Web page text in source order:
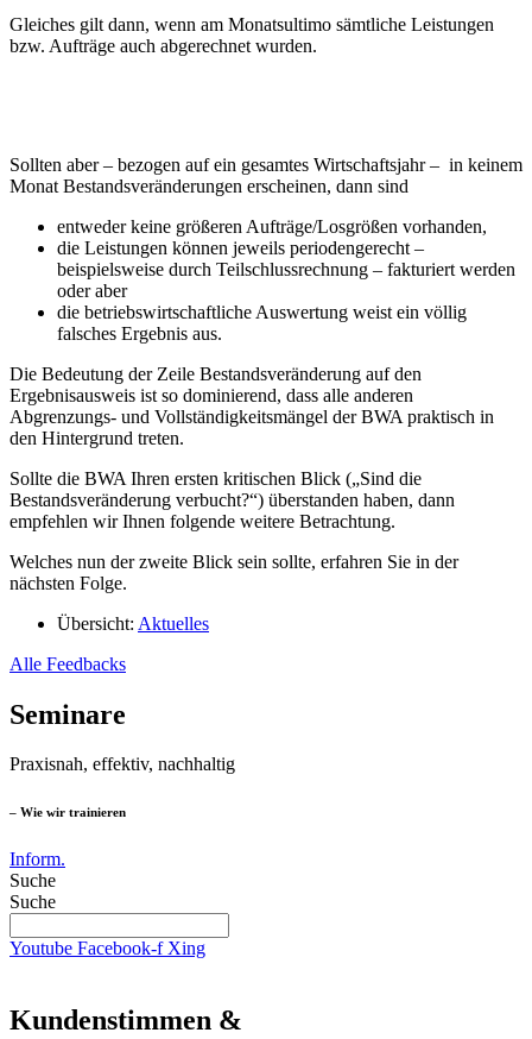
Gleiches gilt dann, wenn am Monatsultimo sämtliche Leistungen
bzw. Aufträge auch abgerechnet wurden.
Sollten aber – bezogen auf ein gesamtes Wirtschaftsjahr – in keinem
Monat Bestandsveränderungen erscheinen, dann sind
entweder keine größeren Aufträge/Losgrößen vorhanden,
die Leistungen können jeweils periodengerecht –
beispielsweise durch Teilschlussrechnung – fakturiert werden
oder aber
die betriebswirtschaftliche Auswertung weist ein völlig
falsches Ergebnis aus.
Die Bedeutung der Zeile Bestandsveränderung auf den
Ergebnisausweis ist so dominierend, dass alle anderen
Abgrenzungs- und Vollständigkeitsmängel der BWA praktisch in
den Hintergrund treten.
Sollte die BWA Ihren ersten kritischen Blick („Sind die
Bestandsveränderung verbucht?“) überstanden haben, dann
empfehlen wir Ihnen folgende weitere Betrachtung.
Welches nun der zweite Blick sein sollte, erfahren Sie in der
nächsten Folge.
Übersicht: Aktuelles
Alle Feedbacks
Seminare
Praxisnah, effektiv, nachhaltig
– Wie wir trainieren
Inform.
Suche
Suche
Youtube Facebook-f Xing
Kundenstimmen &